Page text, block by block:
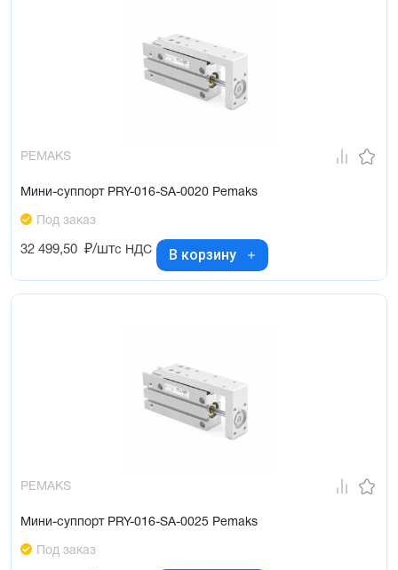
PEMAKS
Мини-суппорт PRY-016-SA-0020 Pemaks
Под заказ
32 499,50 ₽/штс НДС В корзину
PEMAKS
Мини-суппорт PRY-016-SA-0025 Pemaks
Под заказ